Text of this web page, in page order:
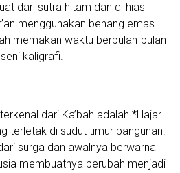
dari sutra hitam dan di hiasi
menggunakan benang emas.
memakan waktu berbulan-bulan
kaligrafi.
dari Ka’bah adalah *Hajar
terletak di sudut timur bangunan.
surga dan awalnya berwarna
membuatnya berubah menjadi